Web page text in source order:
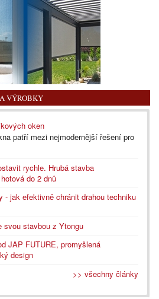
VÝROBKY
oken
patří mezi nejmodernější řešení pro
rychle. Hrubá stavba
do 2 dnů
- jak efektivně chránit drahou techniku
svou stavbou z Ytongu
JAP FUTURE, promyšlená
design
>> všechny články